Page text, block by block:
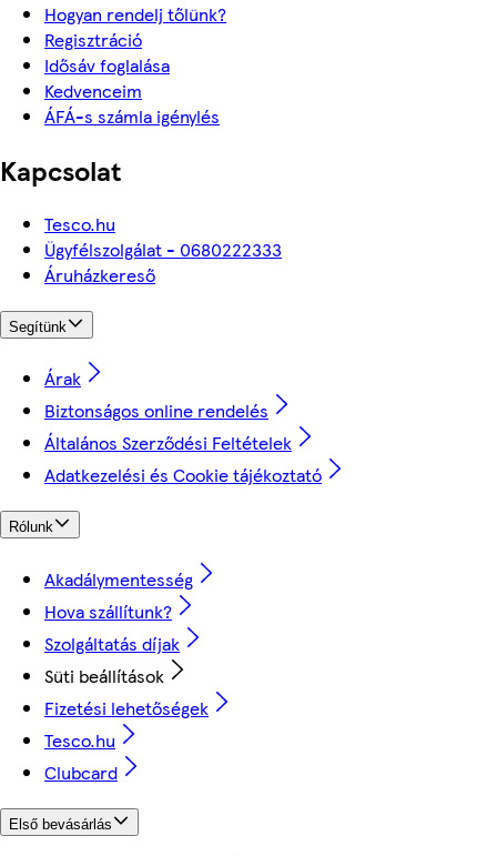
Hogyan rendelj tőlünk?
Regisztráció
Idősáv foglalása
Kedvenceim
ÁFÁ-s számla igénylés
Kapcsolat
Tesco.hu
Ügyfélszolgálat - 0680222333
Áruházkereső
Segítünk
Árak
Biztonságos online rendelés
Általános Szerződési Feltételek
Adatkezelési és Cookie tájékoztató
Rólunk
Akadálymentesség
Hova szállítunk?
Szolgáltatás díjak
Süti beállítások
Fizetési lehetőségek
Tesco.hu
Clubcard
Első bevásárlás